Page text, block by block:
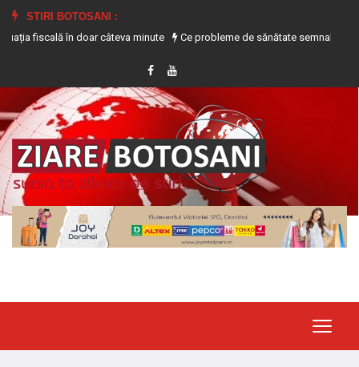
STIRI BOTOSANI :
în doar câteva minute
Ce probleme de sănătate semnalează